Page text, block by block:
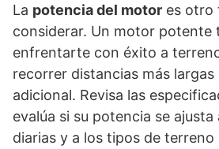
La potencia del motor es otro
considerar. Un motor potente
enfrentarte con éxito a
recorrer distancias más largas
adicional. Revisa las
evalúa si su potencia se
diarias y a los tipos de terreno